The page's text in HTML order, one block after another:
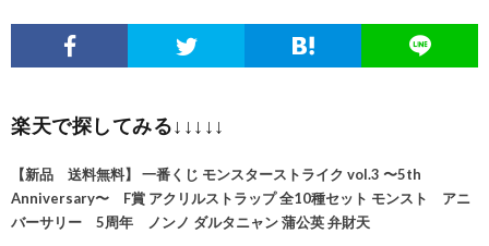
楽天で探してみる↓↓↓↓↓
【新品 送料無料】 一番くじ モンスターストライク vol.3 〜5th
Anniversary〜 F賞 アクリルストラップ 全10種セット モンスト アニ
バーサリー 5周年 ノンノ ダルタニャン 蒲公英 弁財天